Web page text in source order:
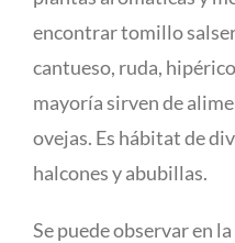
encontrar tomillo
cantueso, ruda,
mayoría sirven de
ovejas. Es hábitat de
halcones y abubillas.
Se puede observar en